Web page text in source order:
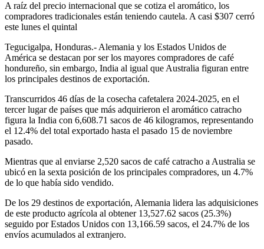
A raíz del precio internacional que se cotiza el aromático, los
compradores tradicionales están teniendo cautela. A casi $307 cerró
este lunes el quintal
Tegucigalpa, Honduras.- Alemania y los Estados Unidos de
América se destacan por ser los mayores compradores de café
hondureño, sin embargo, India al igual que Australia figuran entre
los principales destinos de exportación.
Transcurridos 46 días de la cosecha cafetalera 2024-2025, en el
tercer lugar de países que más adquirieron el aromático catracho
figura la India con 6,608.71 sacos de 46 kilogramos, representando
el 12.4% del total exportado hasta el pasado 15 de noviembre
pasado.
Mientras que al enviarse 2,520 sacos de café catracho a Australia se
ubicó en la sexta posición de los principales compradores, un 4.7%
de lo que había sido vendido.
De los 29 destinos de exportación, Alemania lidera las adquisiciones
de este producto agrícola al obtener 13,527.62 sacos (25.3%)
seguido por Estados Unidos con 13,166.59 sacos, el 24.7% de los
envíos acumulados al extranjero.